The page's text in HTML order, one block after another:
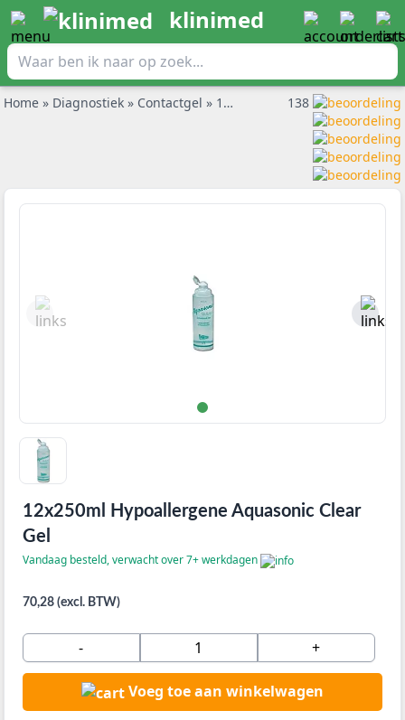
klinimed
Home » Diagnostiek » Contactgel » 12x250ml Hypoallergene Aquasonic Clear Gel 138
12x250ml Hypoallergene Aquasonic Clear
Gel
Vandaag besteld, verwacht over 7+ werkdagen
70,28 (excl. BTW)
- +
Voeg toe aan winkelwagen